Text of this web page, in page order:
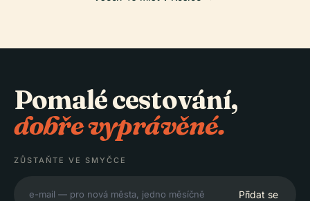
Pomalé cestování,
dobře vyprávěné.
ZŮSTAŇTE VE SMYČCE
Přidat se